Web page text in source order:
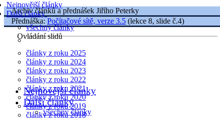
Nejnovější články
Další články
všechny články
články z roku 2025
články z roku 2024
články z roku 2023
články z roku 2022
články z roku 2021
články z roku 2020
články z roku 2019
články z roku 2018
Archiv článků a přednášek Jiřího Peterky
Přednáška: Počítačové sítě, verze 3.5 (lekce 8, slide č.4)
Ovládání slidů
Nejnovější články
Další články
všechny články